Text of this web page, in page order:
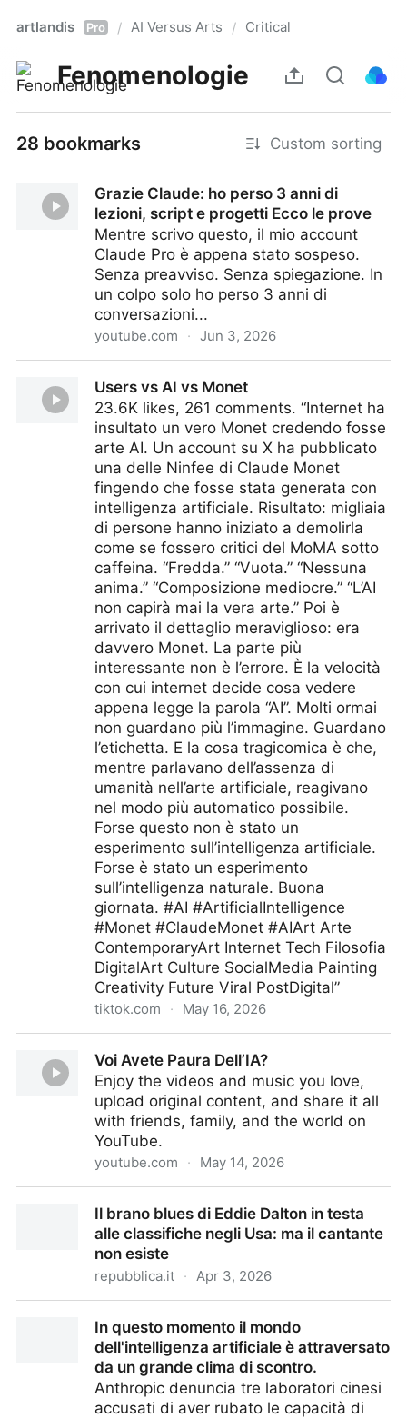
artlandis Pro / AI Versus Arts / Critical
Fenomenologie
28 bookmarks Custom sorting
Grazie Claude: ho perso 3 anni di
lezioni, script e progetti Ecco le prove
Mentre scrivo questo, il mio account
Claude Pro è appena stato sospeso.
Senza preavviso. Senza spiegazione. In
un colpo solo ho perso 3 anni di
conversazioni...
youtube.com · Jun 3, 2026
progetti Ecco le prove
Users vs AI vs Monet
23.6K likes, 261 comments. “Internet ha
insultato un vero Monet credendo fosse
arte AI. Un account su X ha pubblicato
una delle Ninfee di Claude Monet
fingendo che fosse stata generata con
intelligenza artificiale. Risultato: migliaia
di persone hanno iniziato a demolirla
come se fossero critici del MoMA sotto
caffeina. “Fredda.” “Vuota.” “Nessuna
anima.” “Composizione mediocre.” “L’AI
non capirà mai la vera arte.” Poi è
arrivato il dettaglio meraviglioso: era
davvero Monet. La parte più
interessante non è l’errore. È la velocità
con cui internet decide cosa vedere
appena legge la parola “AI”. Molti ormai
non guardano più l’immagine. Guardano
l’etichetta. E la cosa tragicomica è che,
mentre parlavano dell’assenza di
umanità nell’arte artificiale, reagivano
nel modo più automatico possibile.
Forse questo non è stato un
esperimento sull’intelligenza artificiale.
Forse è stato un esperimento
sull’intelligenza naturale. Buona
giornata. #AI #ArtificialIntelligence
#Monet #ClaudeMonet #AIArt Arte
ContemporaryArt Internet Tech Filosofia
DigitalArt Culture SocialMedia Painting
Creativity Future Viral PostDigital”
tiktok.com · May 16, 2026
Voi Avete Paura Dell’IA?
Enjoy the videos and music you love,
upload original content, and share it all
with friends, family, and the world on
YouTube.
youtube.com · May 14, 2026
Il brano blues di Eddie Dalton in testa
alle classifiche negli Usa: ma il cantante
non esiste
repubblica.it · Apr 3, 2026
negli Usa: ma il cantante non esiste
In questo momento il mondo
dell'intelligenza artificiale è attraversato
da un grande clima di scontro.
Anthropic denuncia tre laboratori cinesi
accusati di aver rubato le capacità di